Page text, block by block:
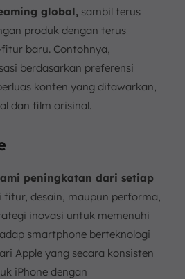
global, sambil terus
produk dengan terus
baru. Contohnya,
berdasarkan preferensi
konten yang ditawarkan,
dan film orisinal.
peningkatan dari setiap
fitur, desain, maupun performa,
inovasi untuk memenuhi
smartphone berteknologi
Apple yang secara konsisten
iPhone dengan